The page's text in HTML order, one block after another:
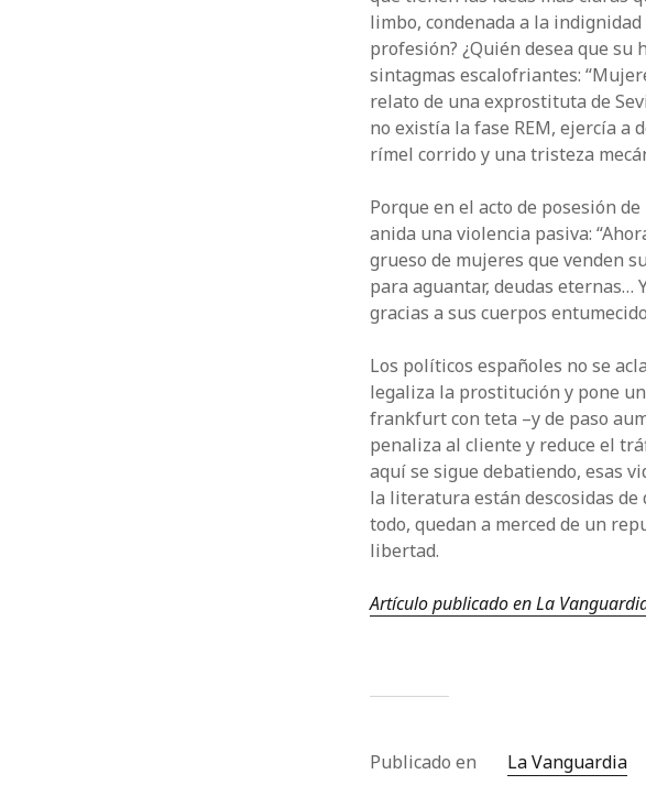
limbo, condenada a la
profesión? ¿Quién desea que su
sintagmas escalofriantes:
relato de una exprostituta de
no existía la fase REM, ejercía a
rímel corrido y una tristeza
Porque en el acto de posesión
anida una violencia pasiva:
grueso de mujeres que venden
para aguantar, deudas eternas…
gracias a sus cuerpos
Los políticos españoles no se
legaliza la prostitución y pone
frankfurt con teta –y de paso
penaliza al cliente y reduce el
aquí se sigue debatiendo, esas
la literatura están descosidas de
todo, quedan a merced de un
libertad.
Artículo publicado en La
Publicado en La Vanguardia